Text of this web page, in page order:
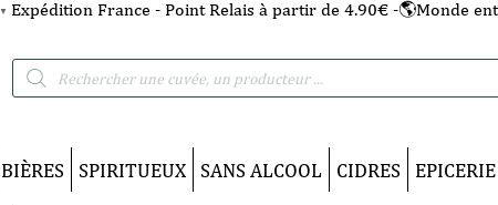
▼ Expédition France - Point Relais à partir de 4.90€ -🌎Monde
Recherche
de
BIÈRES SPIRITUEUX SANS ALCOOL CIDRES